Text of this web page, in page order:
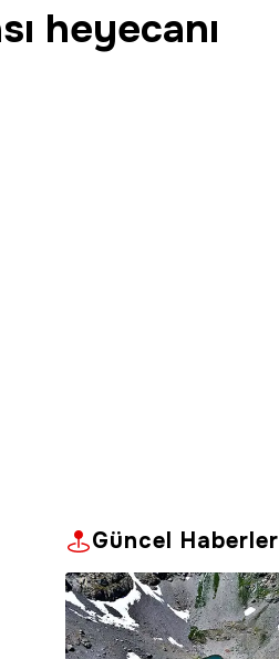
heyecanı
Güncel Haberler